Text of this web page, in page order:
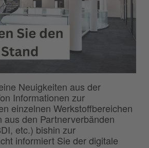
Neuigkeiten aus der
Informationen zur
einzelnen Werkstoffbereichen
aus den Partnerverbänden
etc.) bishin zur
informiert Sie der digitale